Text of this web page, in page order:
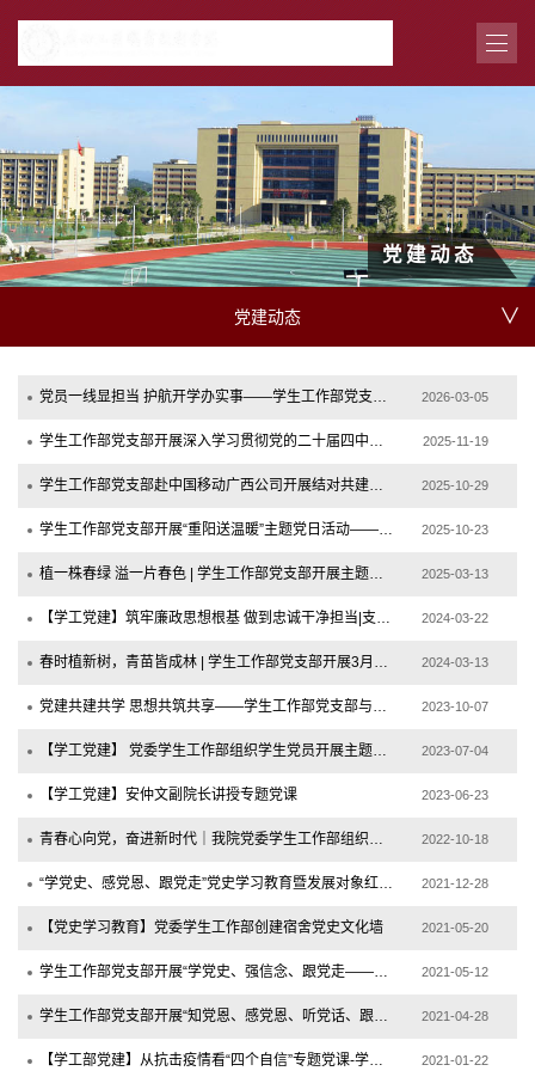
党建动态
党建动态 ∨
党员一线显担当 护航开学办实事——学生工作部党支部开展主题党日活动 2026-03-05
学生工作部党支部开展深入学习贯彻党的二十届四中全会精神专题党课 2025-11-19
学生工作部党支部赴中国移动广西公司开展结对共建活动暨“5G赋能教育 智慧点亮校园”... 2025-10-29
学生工作部党支部开展“重阳送温暖”主题党日活动——走访慰问社区困难老党员 传递组... 2025-10-23
植一株春绿 溢一片春色 | 学生工作部党支部开展主题党日活动 2025-03-13
【学工党建】筑牢廉政思想根基 做到忠诚干净担当|支部书记上廉政专题党课 2024-03-22
春时植新树，青苗皆成林 | 学生工作部党支部开展3月学雷锋志愿植树主题党日活动 2024-03-13
党建共建共学 思想共筑共享——学生工作部党支部与社区党组织开展结对共建 2023-10-07
【学工党建】 党委学生工作部组织学生党员开展主题教育专题党课 2023-07-04
【学工党建】安仲文副院长讲授专题党课 2023-06-23
青春心向党，奋进新时代｜我院党委学生工作部组织学生党员收看党的二十大开幕会 2022-10-18
“学党史、感党恩、跟党走”党史学习教育暨发展对象红色教育实地培训——参观广西革命... 2021-12-28
【党史学习教育】党委学生工作部创建宿舍党史文化墙 2021-05-20
学生工作部党支部开展“学党史、强信念、跟党走——追寻总书记足迹”主题党日活动 2021-05-12
学生工作部党支部开展“知党恩、感党恩、听党话、跟党走”聆听老党员讲党的故事主题党... 2021-04-28
【学工部党建】从抗击疫情看“四个自信”专题党课-学生工作部党支部书记主讲 2021-01-22